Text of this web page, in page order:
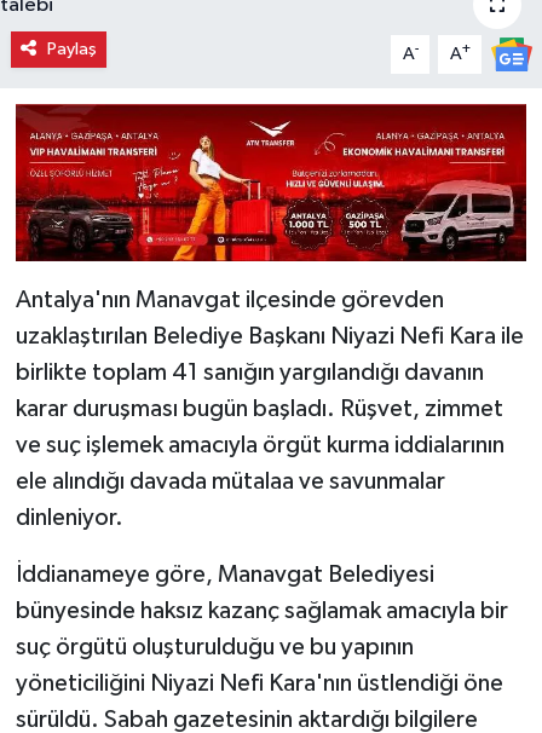
Paylaş A- A+
Antalya'nın Manavgat ilçesinde görevden
uzaklaştırılan Belediye Başkanı Niyazi Nefi Kara ile
birlikte toplam 41 sanığın yargılandığı davanın
karar duruşması bugün başladı. Rüşvet, zimmet
ve suç işlemek amacıyla örgüt kurma iddialarının
ele alındığı davada mütalaa ve savunmalar
dinleniyor.
İddianameye göre, Manavgat Belediyesi
bünyesinde haksız kazanç sağlamak amacıyla bir
suç örgütü oluşturulduğu ve bu yapının
yöneticiliğini Niyazi Nefi Kara'nın üstlendiği öne
sürüldü. Sabah gazetesinin aktardığı bilgilere